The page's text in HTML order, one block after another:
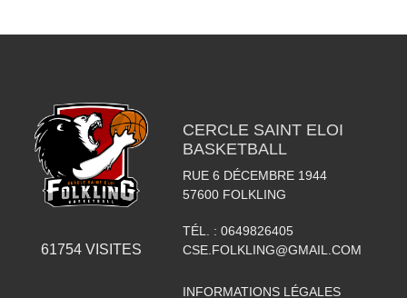
61754VISITES
CERCLE SAINT ELOI
BASKETBALL
RUE 6 DÉCEMBRE 1944
57600 FOLKLING
TÉL. : 0649826405
CSE.FOLKLING@GMAIL.COM
INFORMATIONS LÉGALES